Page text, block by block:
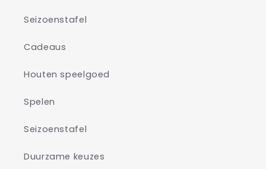
Seizoenstafel
Cadeaus
Houten speelgoed
Spelen
Seizoenstafel
Duurzame keuzes